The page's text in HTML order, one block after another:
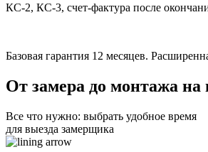
КС-2, КС-3, счет-фактура после
Базовая гарантия 12 месяцев.
От замера до монтажа на
Все что нужно: выбрать удобное время
для выезда замерщика